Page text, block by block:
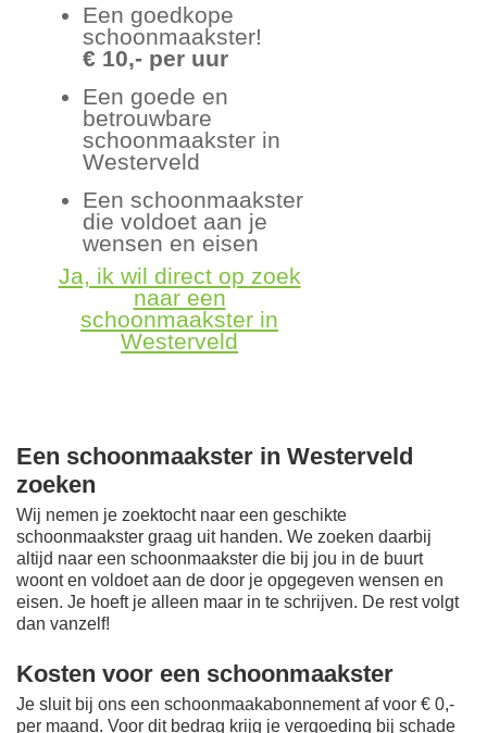
Een goedkope
schoonmaakster!
€ 10,- per uur
Een goede en
betrouwbare
schoonmaakster in
Westerveld
Een schoonmaakster
die voldoet aan je
wensen en eisen
Ja, ik wil direct op zoek
naar een
schoonmaakster in
Westerveld
Een schoonmaakster in Westerveld
zoeken
Wij nemen je zoektocht naar een geschikte
schoonmaakster graag uit handen. We zoeken daarbij
altijd naar een schoonmaakster die bij jou in de buurt
woont en voldoet aan de door je opgegeven wensen en
eisen. Je hoeft je alleen maar in te schrijven. De rest volgt
dan vanzelf!
Kosten voor een schoonmaakster
Je sluit bij ons een schoonmaakabonnement af voor € 0,-
per maand. Voor dit bedrag krijg je vergoeding bij schade